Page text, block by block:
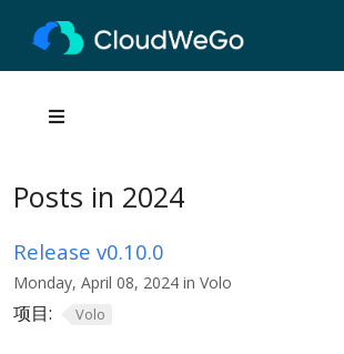
Posts in 2024
Release v0.10.0
Monday, April 08, 2024 in Volo
项目: Volo